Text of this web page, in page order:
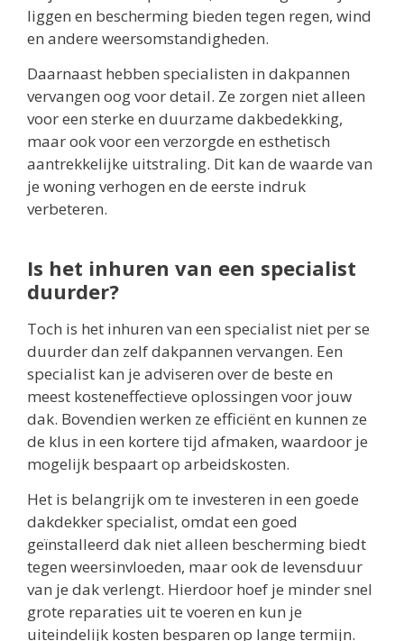
liggen en bescherming bieden tegen regen, wind
en andere weersomstandigheden.
Daarnaast hebben specialisten in dakpannen
vervangen oog voor detail. Ze zorgen niet alleen
voor een sterke en duurzame dakbedekking,
maar ook voor een verzorgde en esthetisch
aantrekkelijke uitstraling. Dit kan de waarde van
je woning verhogen en de eerste indruk
verbeteren.
Is het inhuren van een specialist
duurder?
Toch is het inhuren van een specialist niet per se
duurder dan zelf dakpannen vervangen. Een
specialist kan je adviseren over de beste en
meest kosteneffectieve oplossingen voor jouw
dak. Bovendien werken ze efficiënt en kunnen ze
de klus in een kortere tijd afmaken, waardoor je
mogelijk bespaart op arbeidskosten.
Het is belangrijk om te investeren in een goede
dakdekker specialist, omdat een goed
geïnstalleerd dak niet alleen bescherming biedt
tegen weersinvloeden, maar ook de levensduur
van je dak verlengt. Hierdoor hoef je minder snel
grote reparaties uit te voeren en kun je
uiteindelijk kosten besparen op lange termijn.